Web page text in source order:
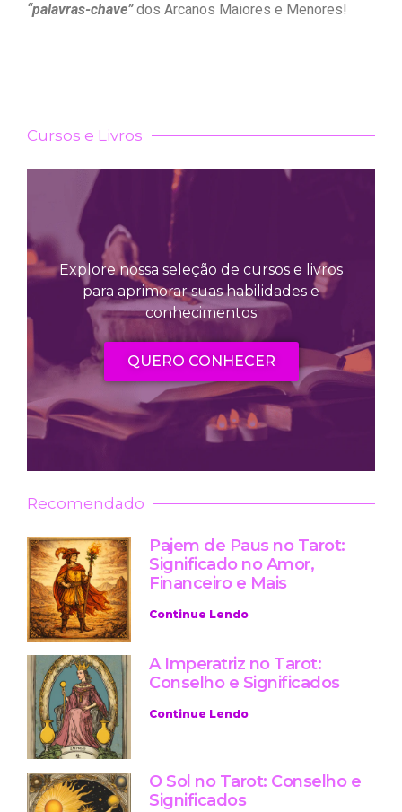
“palavras-chave”dos Arcanos Maiores e Menores!
Cursos e Livros
Explore nossa seleção de cursos e livros
para aprimorar suas habilidades e
conhecimentos
QUERO CONHECER
Recomendado
Pajem de Paus no Tarot:
Significado no Amor,
Financeiro e Mais
Continue Lendo
A Imperatriz no Tarot:
Conselho e Significados
Continue Lendo
O Sol no Tarot: Conselho e
Significados